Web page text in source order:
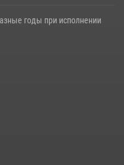
годы при исполнении